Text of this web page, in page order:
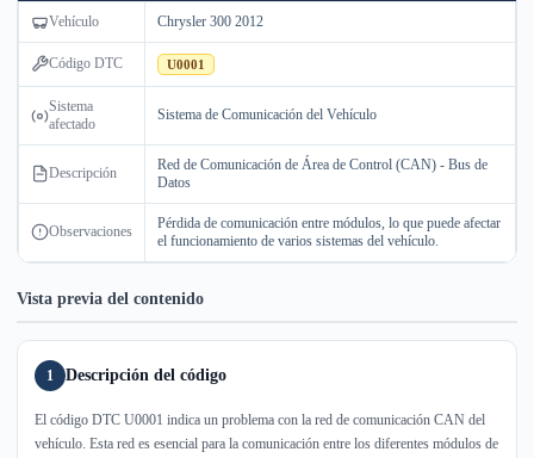
Vehículo Chrysler 300 2012
Código DTC U0001
Sistema
afectado
Sistema de Comunicación del Vehículo
Descripción
Red de Comunicación de Área de Control (CAN) - Bus de
Datos
Observaciones
Pérdida de comunicación entre módulos, lo que puede afectar
el funcionamiento de varios sistemas del vehículo.
Vista previa del contenido
1 Descripción del código
El código DTC U0001 indica un problema con la red de comunicación CAN del
vehículo. Esta red es esencial para la comunicación entre los diferentes módulos de